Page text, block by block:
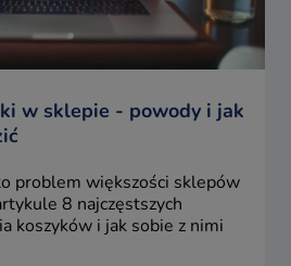
w sklepie - powody i jak
problem większości sklepów
8 najczęstszych
koszyków i jak sobie z nimi